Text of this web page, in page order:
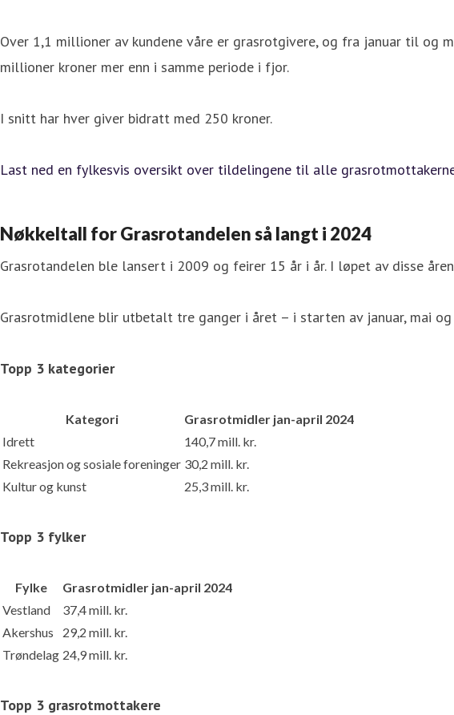
Over 1,1 millioner av kundene våre er grasrotgivere, og fra januar til
millioner kroner mer enn i samme periode i fjor.
I snitt har hver giver bidratt med 250 kroner.
Last ned en fylkesvis oversikt over tildelingene til alle
Nøkkeltall for Grasrotandelen så langt i 2024
Grasrotandelen ble lansert i 2009 og feirer 15 år i år. I løpet av disse
Grasrotmidlene blir utbetalt tre ganger i året – i starten av januar, mai
Topp 3 kategorier
Kategori
Grasrotmidler jan-april 2024
Idrett
140,7 mill. kr.
Rekreasjon og sosiale foreninger 30,2 mill. kr.
Kultur og kunst
25,3 mill. kr.
Topp 3 fylker
Fylke
Grasrotmidler jan-april 2024
Vestland
37,4 mill. kr.
Akershus
29,2 mill. kr.
Trøndelag 24,9 mill. kr.
Topp 3 grasrotmottakere